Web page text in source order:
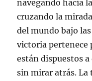
navegando hacia
cruzando la
del mundo bajo
victoria pertenece
están dispuestos
sin mirar atrás. La